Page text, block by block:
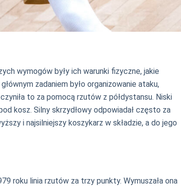
wymogów były ich warunki fizyczne, jakie
zadaniem było organizowanie ataku,
to za pomocą rzutów z półdystansu. Niski
kosz. Silny skrzydłowy odpowiadał często za
i najsilniejszy koszykarz w składzie, a do jego
roku linia rzutów za trzy punkty. Wymuszała ona